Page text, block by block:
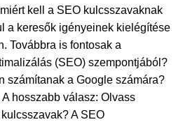
kell a SEO kulcsszavaknak
a keresők igényeinek kielégítése
Továbbra is fontosak a
(SEO) szempontjából?
számítanak a Google számára?
hosszabb válasz: Olvass
A SEO